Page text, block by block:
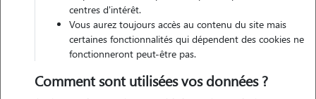
centres d'intérêt.
Vous aurez toujours accès au contenu du site mais
certaines fonctionnalités qui dépendent des cookies ne
fonctionneront peut-être pas.
Comment sont utilisées vos données ?